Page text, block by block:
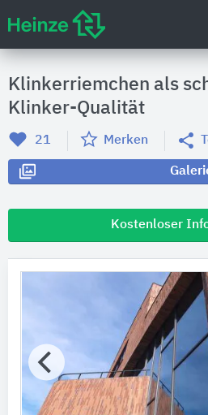
Klinkerriemchen als
Klinker-Qualität
21 Merken
Kostenloser